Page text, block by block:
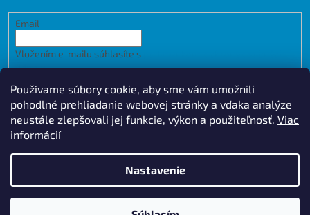
Používame súbory cookie, aby sme vám umožnili
pohodlné prehliadanie webovej stránky a vďaka analýze
neustále zlepšovali jej funkcie, výkon a použiteľnosť. Viac
informácií
Nastavenie
Email
Vložením e-mailu súhlasíte s
údajov
PRIHLÁSIŤ SA